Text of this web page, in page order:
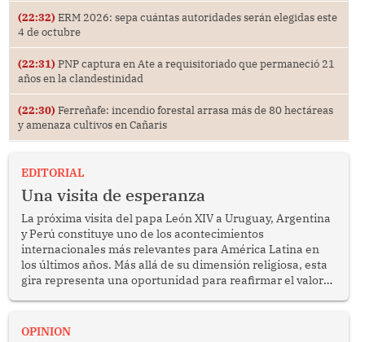
(22:32) ERM 2026: sepa cuántas autoridades serán elegidas este
4 de octubre
(22:31) PNP captura en Ate a requisitoriado que permaneció 21
años en la clandestinidad
(22:30) Ferreñafe: incendio forestal arrasa más de 80 hectáreas
y amenaza cultivos en Cañaris
EDITORIAL
Una visita de esperanza
La próxima visita del papa León XIV a Uruguay, Argentina
y Perú constituye uno de los acontecimientos
internacionales más relevantes para América Latina en
los últimos años. Más allá de su dimensión religiosa, esta
gira representa una oportunidad para reafirmar el valor
enfrenta desafíos en materia de desarrollo, cohesión
OPINION